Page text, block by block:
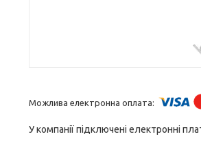
У компанії підключені електронні